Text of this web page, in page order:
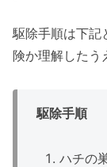
駆除手順は下記
険か理解したう
駆除手順
ハチの